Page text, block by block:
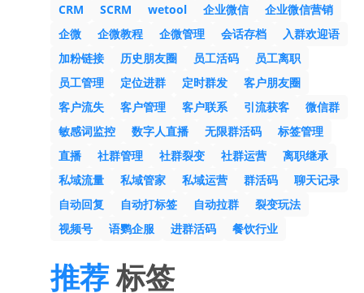
CRM SCRM wetool 企业微信
企业微信营销
企微
企微教程 企微管理 会话存档
入群欢迎语
加粉链接
历史朋友圈 员工活码
员工离职
员工管理
定位进群 定时群发
客户朋友圈
客户流失
客户管理 客户联系 引流获客
微信群
敏感词监控
数字人直播 无限群活码
标签管理
直播
社群管理 社群裂变 社群运营
离职继承
私域流量
私域管家 私域运营 群活码
聊天记录
自动回复
自动打标签 自动拉群
裂变玩法
视频号
语鹦企服 进群活码 餐饮行业
推荐标签